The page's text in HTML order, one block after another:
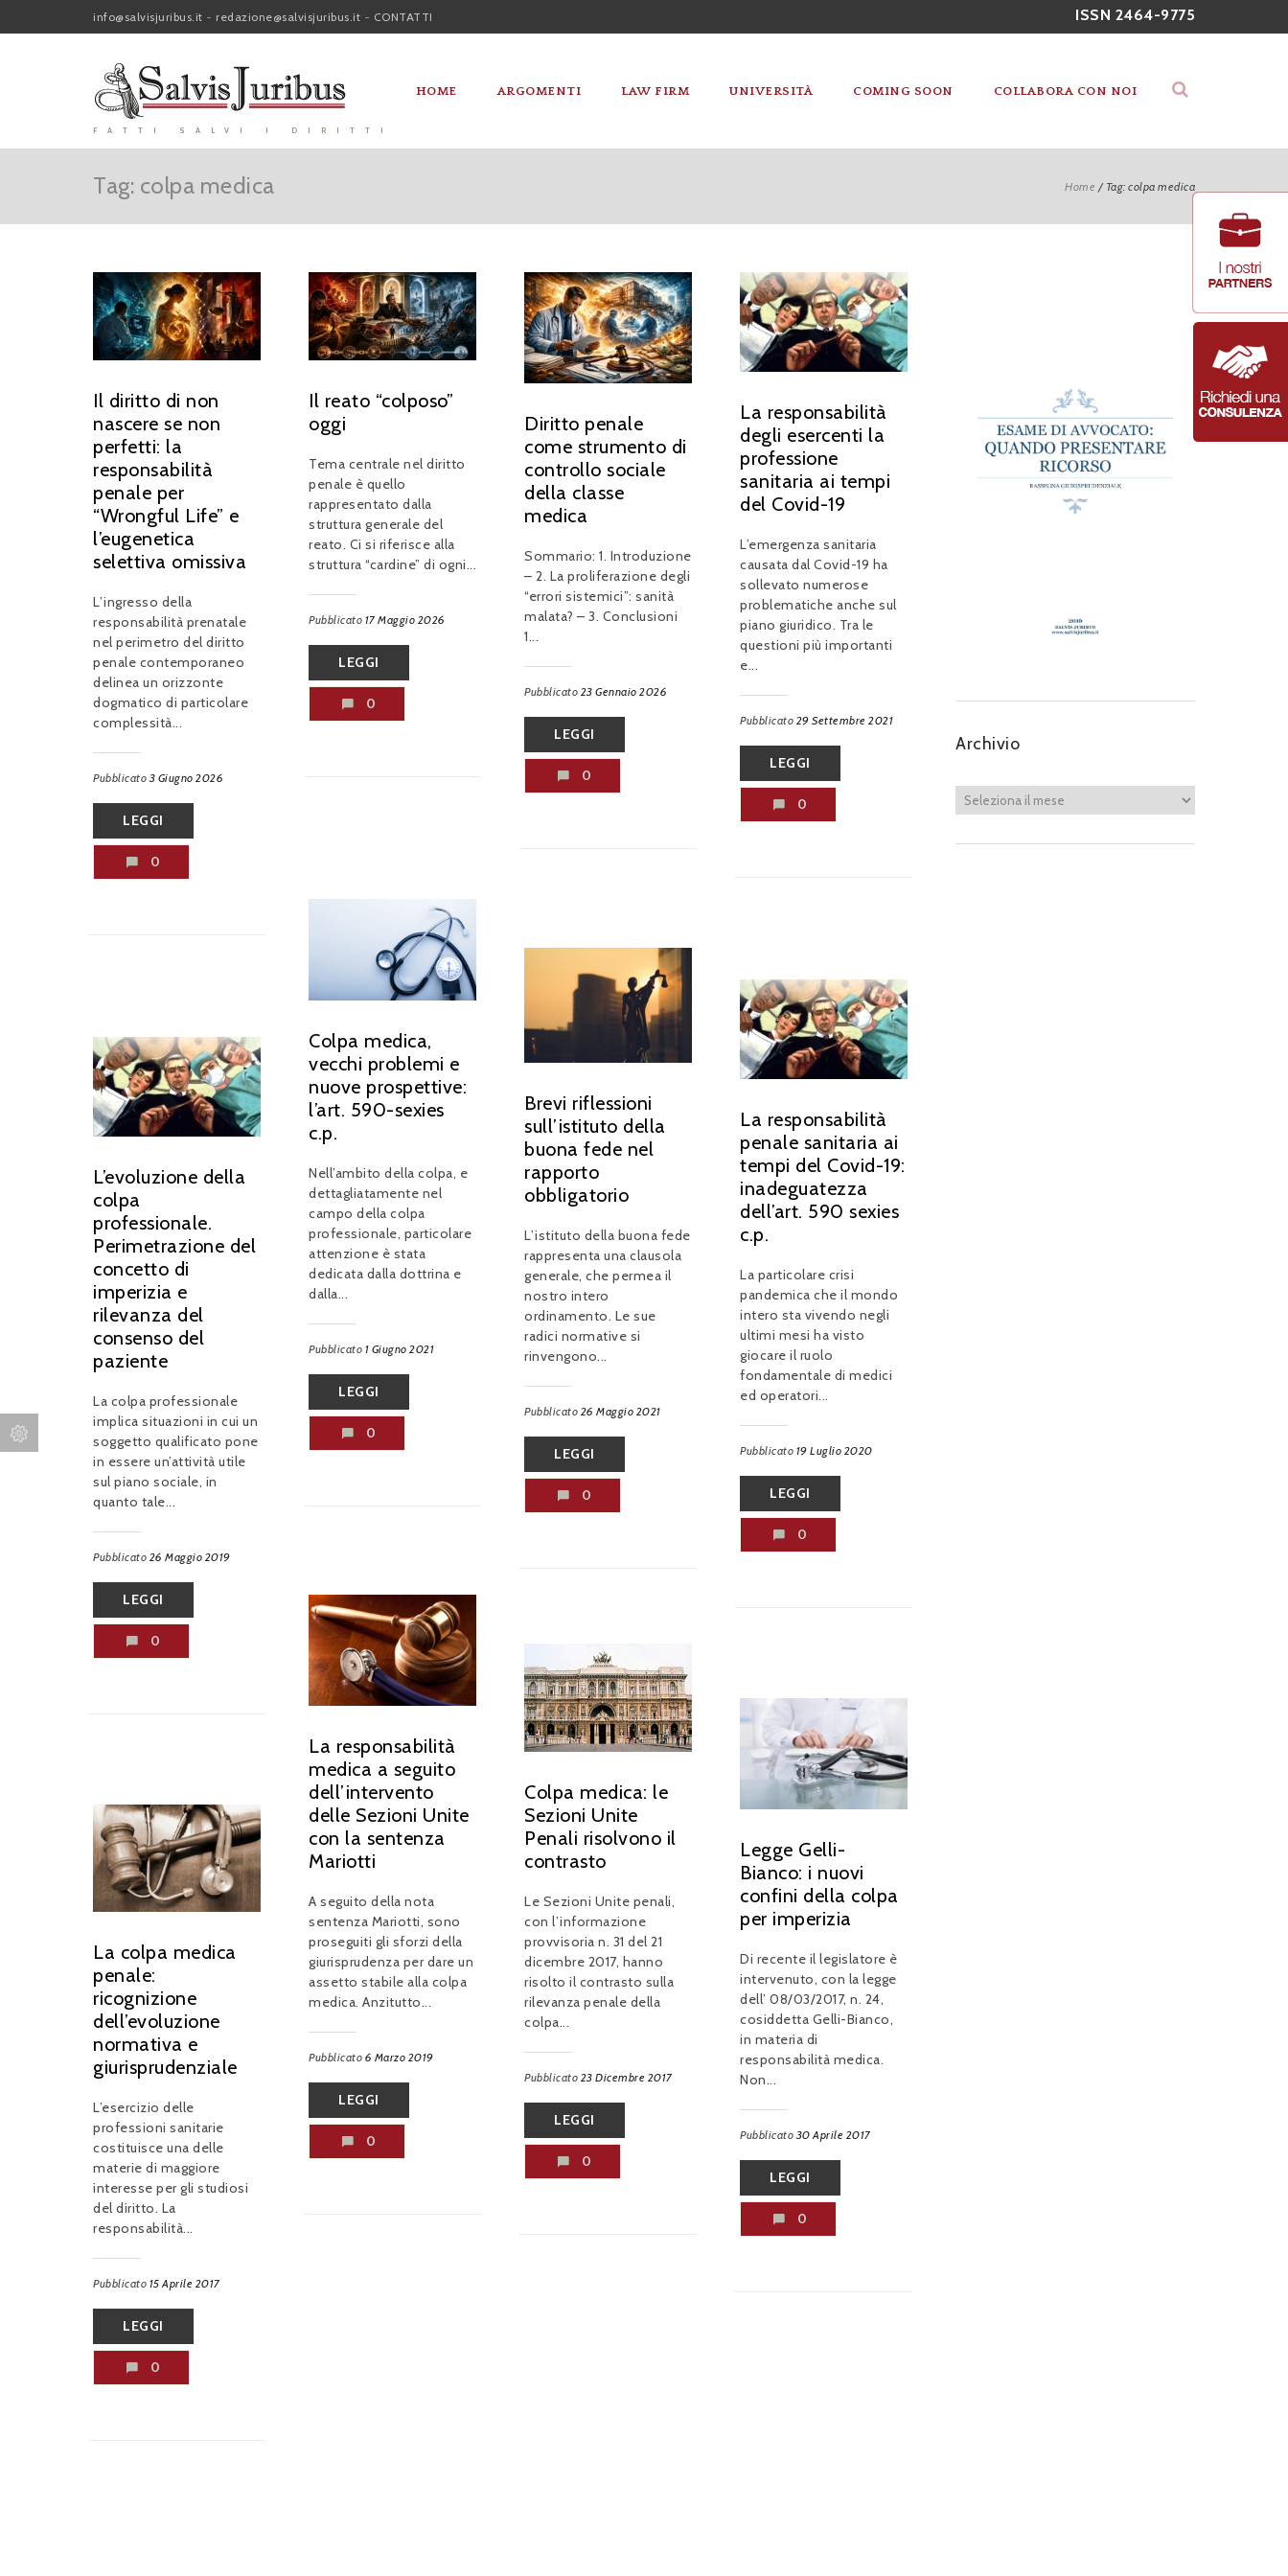
ISSN 2464-9775
info@salvisjuribus.it - redazione@salvisjuribus.it - CONTATTI
FATTI SALVI I DIRITTI
HOME ARGOMENTI LAW FIRM UNIVERSITÀ COMING SOON COLLABORA CON NOI
Home / Tag: colpa medica
Tag: colpa medica
Il diritto di non
nascere se non
perfetti: la
responsabilità
penale per
“Wrongful Life” e
l’eugenetica
selettiva omissiva
L’ingresso della
responsabilità prenatale
nel perimetro del diritto
penale contemporaneo
delinea un orizzonte
dogmatico di particolare
complessità...
Pubblicato 3 Giugno 2026
LEGGI
0
Il reato “colposo”
oggi
Tema centrale nel diritto
penale è quello
rappresentato dalla
struttura generale del
reato. Ci si riferisce alla
struttura “cardine” di ogni...
Pubblicato 17 Maggio 2026
LEGGI
0
Diritto penale
come strumento di
controllo sociale
della classe
medica
Sommario: 1. Introduzione
– 2. La proliferazione degli
“errori sistemici”: sanità
malata? – 3. Conclusioni
1...
Pubblicato 23 Gennaio 2026
LEGGI
0
La responsabilità
degli esercenti la
professione
sanitaria ai tempi
del Covid-19
L’emergenza sanitaria
causata dal Covid-19 ha
sollevato numerose
problematiche anche sul
piano giuridico. Tra le
questioni più importanti
e...
Pubblicato 29 Settembre 2021
LEGGI
0
Colpa medica,
vecchi problemi e
nuove prospettive:
l’art. 590-sexies
c.p.
Nell’ambito della colpa, e
dettagliatamente nel
campo della colpa
professionale, particolare
attenzione è stata
dedicata dalla dottrina e
dalla...
Pubblicato 1 Giugno 2021
LEGGI
0
Brevi riflessioni
sull’istituto della
buona fede nel
rapporto
obbligatorio
L’istituto della buona fede
rappresenta una clausola
generale, che permea il
nostro intero
ordinamento. Le sue
radici normative si
rinvengono...
Pubblicato 26 Maggio 2021
LEGGI
0
La responsabilità
penale sanitaria ai
tempi del Covid-19:
inadeguatezza
dell’art. 590 sexies
c.p.
La particolare crisi
pandemica che il mondo
intero sta vivendo negli
ultimi mesi ha visto
giocare il ruolo
fondamentale di medici
ed operatori...
Pubblicato 19 Luglio 2020
LEGGI
0
L’evoluzione della
colpa
professionale.
Perimetrazione del
concetto di
imperizia e
rilevanza del
consenso del
paziente
La colpa professionale
implica situazioni in cui un
soggetto qualificato pone
in essere un’attività utile
sul piano sociale, in
quanto tale...
Pubblicato 26 Maggio 2019
LEGGI
0
La responsabilità
medica a seguito
dell’intervento
delle Sezioni Unite
con la sentenza
Mariotti
A seguito della nota
sentenza Mariotti, sono
proseguiti gli sforzi della
giurisprudenza per dare un
assetto stabile alla colpa
medica. Anzitutto...
Pubblicato 6 Marzo 2019
LEGGI
0
Colpa medica: le
Sezioni Unite
Penali risolvono il
contrasto
Le Sezioni Unite penali,
con l’informazione
provvisoria n. 31 del 21
dicembre 2017, hanno
risolto il contrasto sulla
rilevanza penale della
colpa...
Pubblicato 23 Dicembre 2017
LEGGI
0
Legge Gelli-
Bianco: i nuovi
confini della colpa
per imperizia
Di recente il legislatore è
intervenuto, con la legge
dell’ 08/03/2017, n. 24,
cosiddetta Gelli-Bianco,
in materia di
responsabilità medica.
Non...
Pubblicato30 Aprile 2017
LEGGI
0
La colpa medica
penale:
ricognizione
dell’evoluzione
normativa e
giurisprudenziale
L’esercizio delle
professioni sanitarie
costituisce una delle
materie di maggiore
interesse per gli studiosi
del diritto. La
responsabilità...
Pubblicato 15 Aprile 2017
LEGGI
0
Archivio